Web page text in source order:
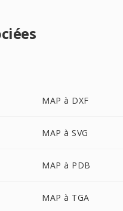
MAP à DXF
MAP à SVG
MAP à PDB
MAP à TGA